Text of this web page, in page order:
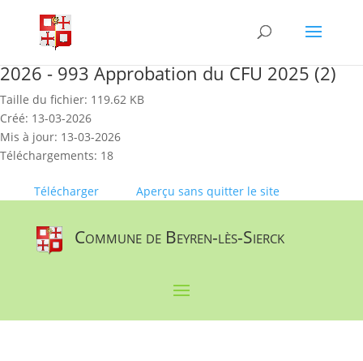
content
2026 - 993 Approbation du CFU 2025 (2)
Taille du fichier: 119.62 KB
Créé: 13-03-2026
Mis à jour: 13-03-2026
Téléchargements: 18
Télécharger Aperçu sans quitter le site
Commune de Beyren-lès-Sierck